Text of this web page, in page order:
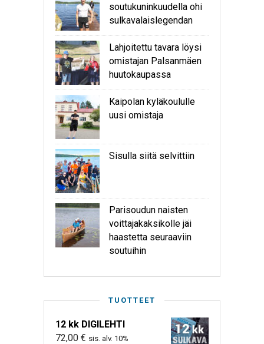
soutukuninkuudella ohi
sulkavalaislegendan
Lahjoitettu tavara löysi
omistajan Palsanmäen
huutokaupassa
Kaipolan kyläkoululle
uusi omistaja
Sisulla siitä selvittiin
Parisoudun naisten
voittajakaksikolle jäi
haastetta seuraaviin
soutuihin
TUOTTEET
12 kk DIGILEHTI
72,00 € sis. alv. 10%